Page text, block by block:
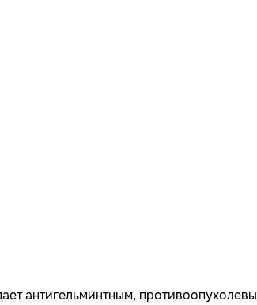
антигельминтным,